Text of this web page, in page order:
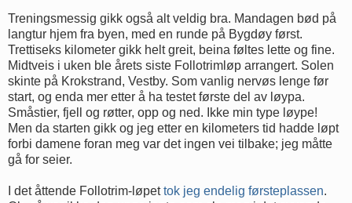
Treningsmessig gikk også alt veldig bra. Mandagen bød på
langtur hjem fra byen, med en runde på Bygdøy først.
Trettiseks kilometer gikk helt greit, beina føltes lette og fine.
Midtveis i uken ble årets siste Follotrimløp arrangert. Solen
skinte på Krokstrand, Vestby. Som vanlig nervøs lenge før
start, og enda mer etter å ha testet første del av løypa.
Småstier, fjell og røtter, opp og ned. Ikke min type løype!
Men da starten gikk og jeg etter en kilometers tid hadde løpt
forbi damene foran meg var det ingen vei tilbake; jeg måtte
gå for seier.
I det åttende Follotrim-løpettok jeg endelig førsteplassen.